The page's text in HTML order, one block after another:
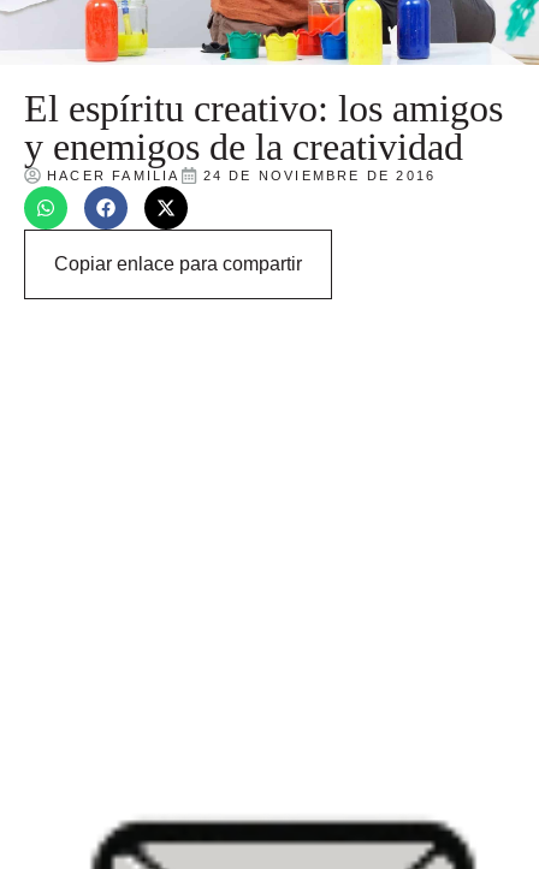
El espíritu creativo: los amigos
y enemigos de la creatividad
HACER FAMILIA 24 DE NOVIEMBRE DE 2016
Copiar enlace para compartir